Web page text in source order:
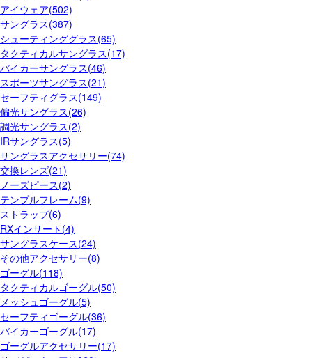
アイウェア(502)
サングラス(387)
シューティンググラス(65)
タクティカルサングラス(17)
バイカーサングラス(46)
スポーツサングラス(21)
セーフティグラス(149)
偏光サングラス(26)
調光サングラス(2)
IRサングラス(5)
サングラスアクセサリー(74)
交換レンズ(21)
ノーズピース(2)
テンプルフレーム(9)
ストラップ(6)
RXインサート(4)
サングラスケース(24)
その他アクセサリー(8)
ゴーグル(118)
タクティカルゴーグル(50)
メッシュゴーグル(5)
セーフティゴーグル(36)
バイカーゴーグル(17)
ゴーグルアクセサリー(17)